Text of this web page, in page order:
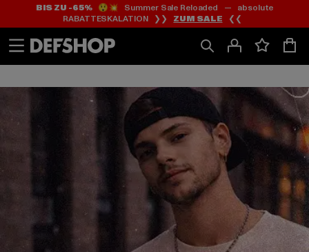
Zum
Inhalt
springen
Zum
Fußzeile
springen
BIS ZU -65%😲💥 Summer Sale Reloaded — absolute
RABATTESKALATION ❯❯ ZUM SALE ❮❮